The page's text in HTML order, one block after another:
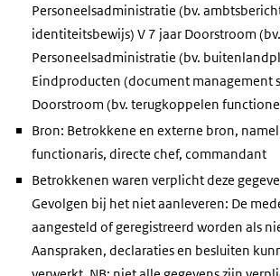
Personeelsadministratie (bv.
identiteitsbewijs) V 7 jaar Doorstroom
Personeelsadministratie (bv.
Eindproducten (document management
Doorstroom (bv. terugkoppelen
Bron: Betrokkene en externe bron,
functionaris, directe chef, commandant
Betrokkenen waren verplicht deze
Gevolgen bij het niet aanleveren: De
aangesteld of geregistreerd worden als
Aanspraken, declaraties en besluiten